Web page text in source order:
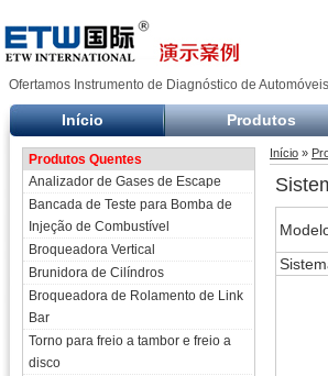
Ofertamos Instrumento de Diagnóstico de Automóveis
Início Produtos
Produtos Quentes
Analizador de Gases de Escape
Bancada de Teste para Bomba de
Injeção de Combustível
Broqueadora Vertical
Brunidora de Cilíndros
Broqueadora de Rolamento de Link
Bar
Torno para freio a tambor e freio a
disco
Início »